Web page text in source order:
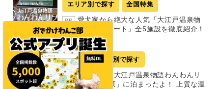
エリア別で探す 全国特集
PR 愛犬家から絶大な人気「大江戸温泉物
語わんわんリゾート」全5施設を徹底紹介！
2026.07.30
中部 エリア別で探す
PR 【栃木】「大江戸温泉物語わんわんリ
ゾート 那須塩原」に泊まったよ！ 上質な温